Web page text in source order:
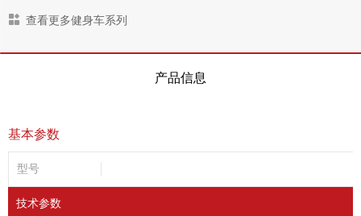
查看更多健身车系列
产品信息
基本参数
型号
技术参数